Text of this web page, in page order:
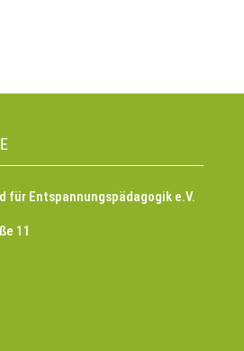
für Entspannungspädagogik e.V.
11